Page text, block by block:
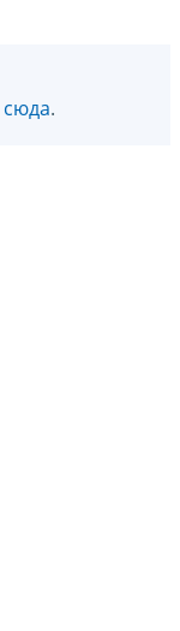
сюда.